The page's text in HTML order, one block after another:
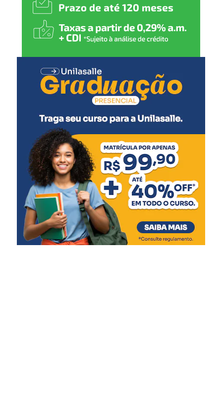
Meningocócica C (1ª dose)
4 meses:
Pentavalente (2ª dose)
Pólio (2ª dose)
Pneumocócica (2ª dose)
5 meses:
Meningocócica C (2ª dose)
6 meses:
Pentavalente (3ª dose)
Pólio (3ª dose)
Influenza
Covid-19 (1ª dose)